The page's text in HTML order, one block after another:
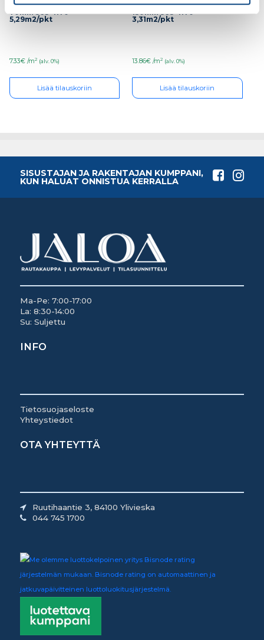
PAROC eXtra PEHMEÄ
70mm 565×1170
5,29m2/pkt
7.33€ /m2 (alv. 0%)
Lisää tilauskoriin
PAROC eXtra PEHMEÄ
150mm 565×1170
3,31m2/pkt
13.86€ /m2 (alv. 0%)
Lisää tilauskoriin
SISUSTAJAN JA RAKENTAJAN KUMPPANI,
KUN HALUAT ONNISTUA KERRALLA
Ma-Pe: 7:00-17:00
La: 8:30-14:00
Su: Suljettu
INFO
Tietosuojaseloste
Yhteystiedot
OTA YHTEYTTÄ
Ruutihaantie 3, 84100 Ylivieska
044 745 1700